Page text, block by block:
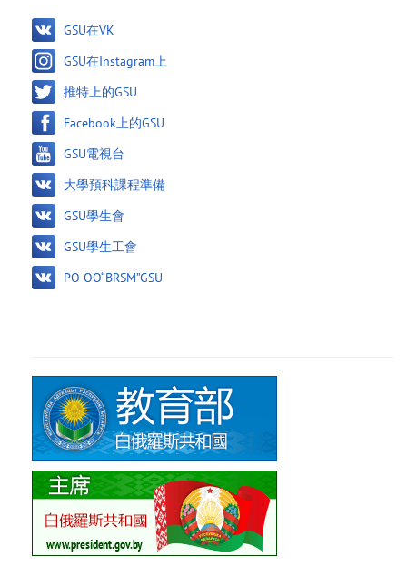
GSU在VK
GSU在Instagram上
推特上的GSU
Facebook上的GSU
GSU電視台
大學預科課程準備
GSU學生會
GSU學生工會
PO OO“BRSM”GSU